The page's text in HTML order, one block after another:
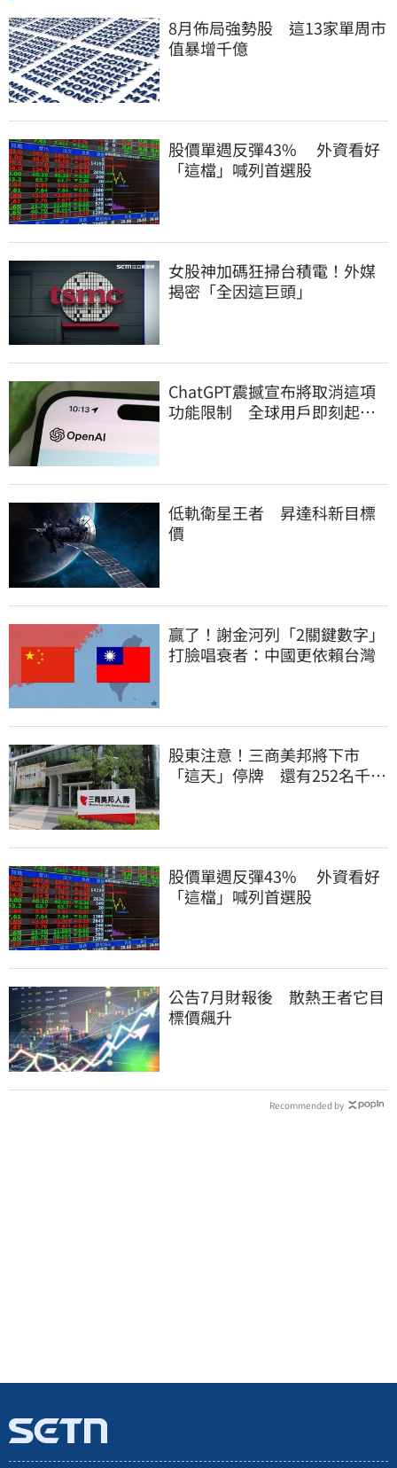
8月佈局強勢股 這13家單周市
值暴增千億
股價單週反彈43% 外資看好
「這檔」喊列首選股
女股神加碼狂掃台積電！外媒
揭密「全因這巨頭」
ChatGPT震撼宣布將取消這項
功能限制 全球用戶即刻起
低軌衛星王者 昇達科新目標
價
贏了！謝金河列「2關鍵數字」
打臉唱衰者：中國更依賴台灣
股東注意！三商美邦將下市
「這天」停牌 還有252名千張
股價單週反彈43% 外資看好
「這檔」喊列首選股
公告7月財報後 散熱王者它目
標價飆升
Recommended by